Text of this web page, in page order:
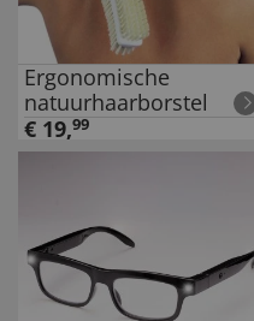
Ergonomische
natuurhaarborstel
€ 19,99